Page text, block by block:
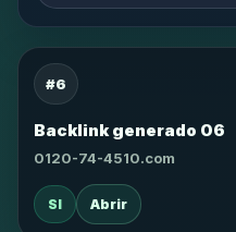
#6
Backlink generado 06
0120-74-4510.com
SI Abrir